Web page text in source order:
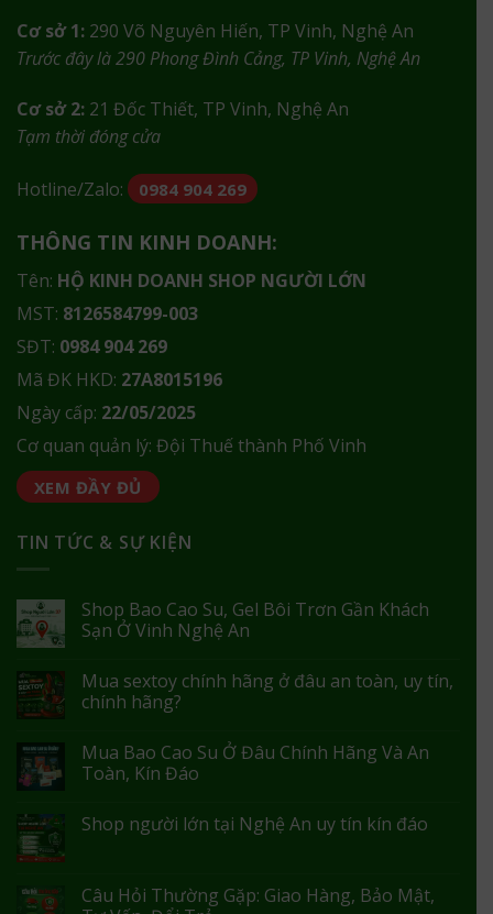
Cơ sở 1: 290 Võ Nguyên Hiến, TP Vinh, Nghệ An
Trước đây là 290 Phong Đình Cảng, TP Vinh, Nghệ An
Cơ sở 2: 21 Đốc Thiết, TP Vinh, Nghệ An
Tạm thời đóng cửa
Hotline/Zalo: 0984 904 269
THÔNG TIN KINH DOANH:
Tên: HỘ KINH DOANH SHOP NGƯỜI LỚN
MST: 8126584799-003
SĐT: 0984 904 269
Mã ĐK HKD: 27A8015196
Ngày cấp: 22/05/2025
Cơ quan quản lý: Đội Thuế thành Phố Vinh
XEM ĐẦY ĐỦ
TIN TỨC & SỰ KIỆN
Shop Bao Cao Su, Gel Bôi Trơn Gần Khách
Sạn Ở Vinh Nghệ An
Mua sextoy chính hãng ở đâu an toàn, uy tín,
chính hãng?
Mua Bao Cao Su Ở Đâu Chính Hãng Và An
Toàn, Kín Đáo
Shop người lớn tại Nghệ An uy tín kín đáo
Câu Hỏi Thường Gặp: Giao Hàng, Bảo Mật,